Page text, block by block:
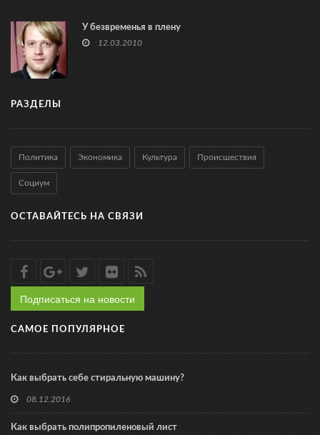
У безвременья в плену
12.03.2010
РАЗДЕЛЫ
Политика Экономика Культура Происшествия
Социум
ОСТАВАЙТЕСЬ НА СВЯЗИ
Подписаться на новости
САМОЕ ПОПУЛЯРНОЕ
Как выбрать себе стиральную машину?
08.12.2016
Как выбрать полипропиленовый лист